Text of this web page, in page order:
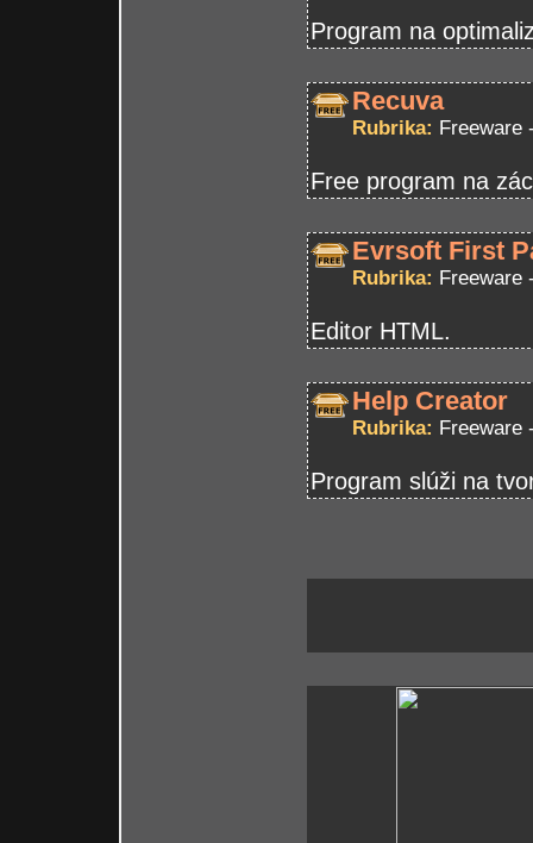
Program na
Recuva
Rubrika: Freeware
Free program na
Evrsoft First
Rubrika: Freeware
Editor HTML.
Help Creator
Rubrika: Freeware
Program slúži na